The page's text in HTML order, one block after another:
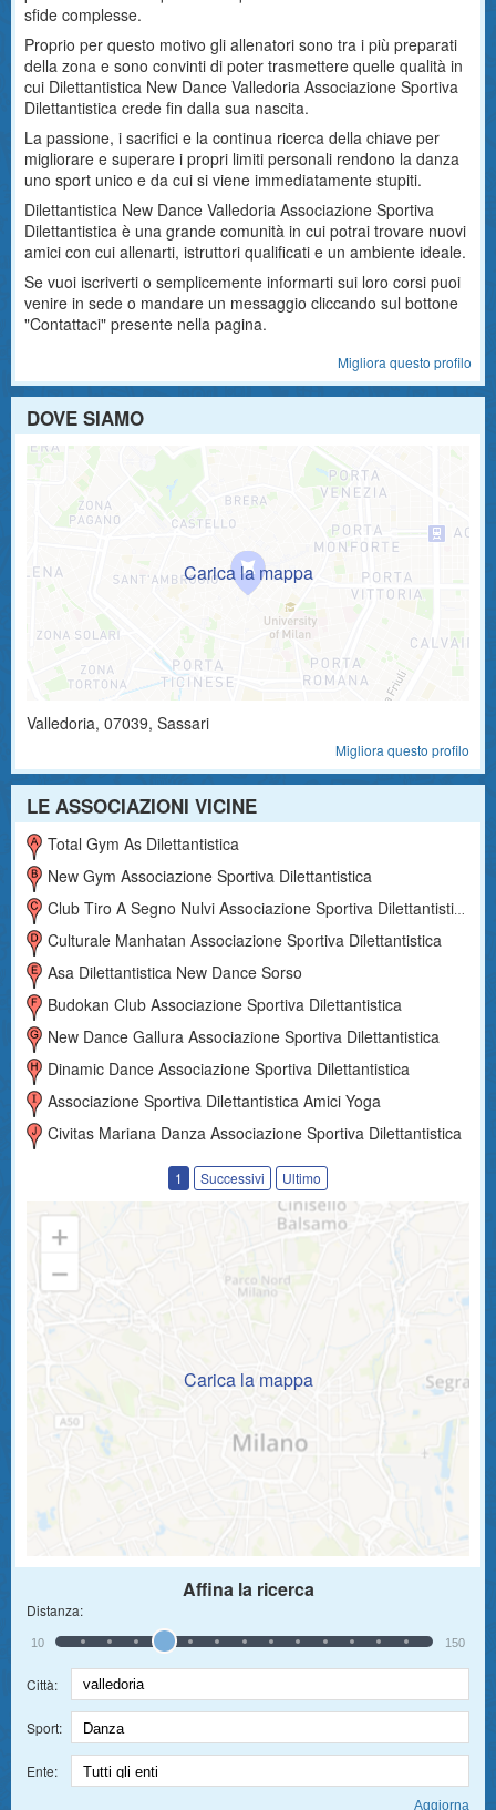
sfide complesse.
Proprio per questo motivo gli allenatori sono tra i più preparati
della zona e sono convinti di poter trasmettere quelle qualità in
cui Dilettantistica New Dance Valledoria Associazione Sportiva
Dilettantistica crede fin dalla sua nascita.
La passione, i sacrifici e la continua ricerca della chiave per
migliorare e superare i propri limiti personali rendono la danza
uno sport unico e da cui si viene immediatamente stupiti.
Dilettantistica New Dance Valledoria Associazione Sportiva
Dilettantistica è una grande comunità in cui potrai trovare nuovi
amici con cui allenarti, istruttori qualificati e un ambiente ideale.
Se vuoi iscriverti o semplicemente informarti sui loro corsi puoi
venire in sede o mandare un messaggio cliccando sul bottone
"Contattaci" presente nella pagina.
Migliora questo profilo
DOVE SIAMO
Valledoria, 07039, Sassari
Migliora questo profilo
LE ASSOCIAZIONI VICINE
Total Gym As Dilettantistica
New Gym Associazione Sportiva Dilettantistica
Club Tiro A Segno Nulvi Associazione Sportiva Dilettantistica
Culturale Manhatan Associazione Sportiva Dilettantistica
Asa Dilettantistica New Dance Sorso
Budokan Club Associazione Sportiva Dilettantistica
New Dance Gallura Associazione Sportiva Dilettantistica
Dinamic Dance Associazione Sportiva Dilettantistica
Associazione Sportiva Dilettantistica Amici Yoga
Civitas Mariana Danza Associazione Sportiva Dilettantistica
1 Successivi Ultimo
Carica la mappa
Affina la ricerca
Distanza:
10 150
Città:
Sport:
Ente: